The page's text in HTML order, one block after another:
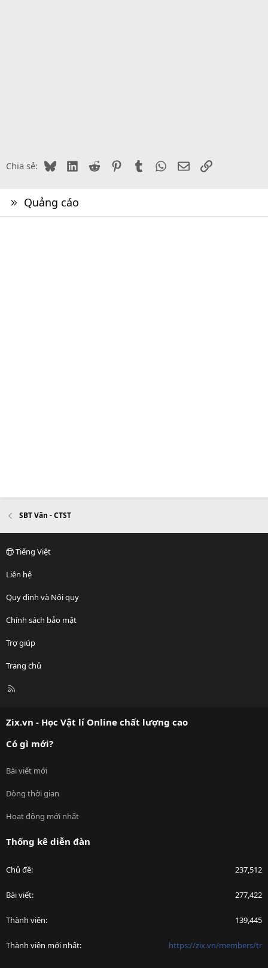
Chia sẻ: BlueskyLinkedIn
Reddit PinterestTumblr WhatsApp
EmailLink
Quảng cáo
SBT Văn - CTST
Tiếng Việt
Liên hệ
Quy định và Nội quy
Chính sách bảo mật
Trợ giúp
Trang chủ
R
Zix.vn - Học Vật lí Online chất lượng cao
Có gì mới?
Bài viết mới
Dòng thời gian
Hoạt động mới nhất
Thống kê diễn đàn
Chủ đề 237,512
Bài viết 277,422
Thành viên 139,445
Thành viên mới nhất https://zix.vn/members/tr